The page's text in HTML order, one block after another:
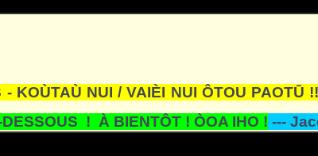
KOÙTAÙ NUI / VAIÈI NUI ÔTOU PAOTŪ
! À BIENTÔT ! ÒOA IHO ! ---